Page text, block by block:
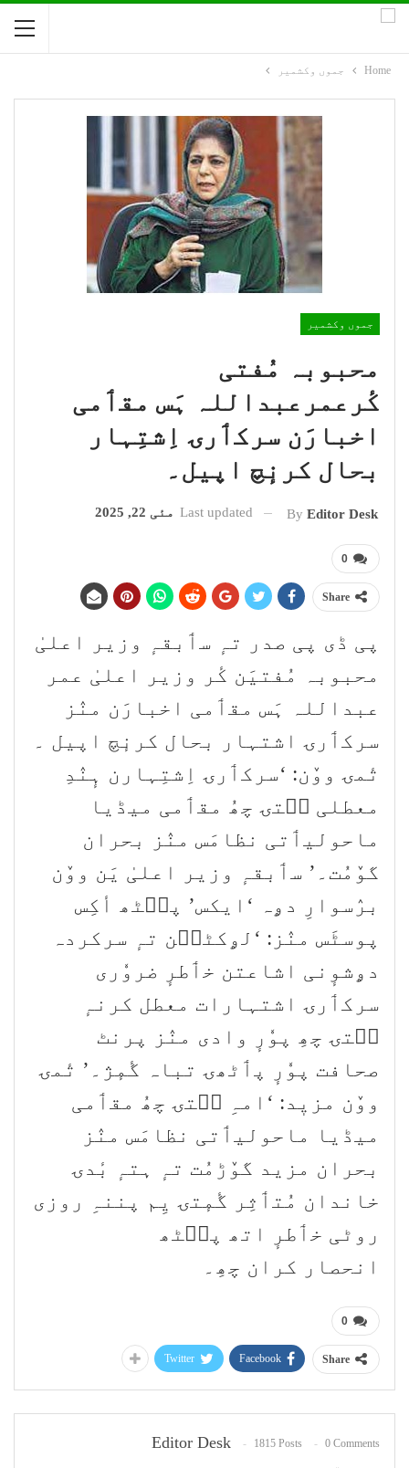
Home جموں وکشمیر
جموں وکشمیر
محبوبہ مُفتی
کٔرعمرعبداللہ ہَس مقٲمی
اخبارَن سرکٲرۍ اِشتِہار
بحال کرنٕچ اپیل۔
By Editor Desk
Last updated مئی 22, 2025
0
Share
پی ڈی پی صدر تہٕ سٲبقہٕ وزیر اعلیٰ
محبوبہ مُفتیَن کٔر وزیر اعلیٰ عمر
عبداللہ ہَس مقٲمی اخبارَن منٛز
سرکٲرۍ اشتہار بحال کرنٕچ اپیل ۔
تٔمۍ ووٚن: ‘سرکٲرۍ اِشتِہارن ہٕنٛدِ
معطلی سۭتۍ چھُ مقٲمی میڈیا
ماحولیٲتی نظامَس منٛز بحران
گوٚمُت۔’ سٲبقہٕ وزیر اعلیٰ یَن ووٚن
برٛسوارِ دۄہ ‘ایکس’ پٮ۪ٹھ أکِس
پوسٹَس منٛز: ‘لۄکٹٮ۪ن تہٕ سرکردہ
دۄشوٕنی اشاعتن خٲطرٕ ضروٗری
سرکٲرۍ اشتہارات معطل کرنہٕ
سۭتۍ چھِ پوٗرٕ وادی منٛز پرنٹ
صحافت پوٗرٕ پٲٹھۍ تباہ گٔمٕژ۔’ تٔمۍ
ووٚن مزیٖد: ‘امہِ سۭتۍ چھُ مقٲمی
میڈیا ماحولیٲتی نظامَس منٛز
بحران مزید گوٚڑمُت تہٕ ہتہٕ بٔدۍ
خاندان مُتٲثِر گٔمٕتۍ یِم پننہِ روزی
روٹی خٲطرٕ اتھ پٮ۪ٹھ
انحصار کران چھِ۔
0
Share
Facebook
Twitter
Editor Desk 1815 Posts 0 Comments